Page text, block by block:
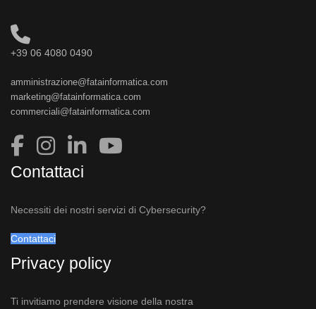
+39 06 4080 0490
amministrazione@fatainformatica.com
marketing@fatainformatica.com
commerciali@fatainformatica.com
Contattaci
Necessiti dei nostri servizi di Cybersecurity?
Contattaci
Privacy policy
Ti invitiamo prendere visione della nostra